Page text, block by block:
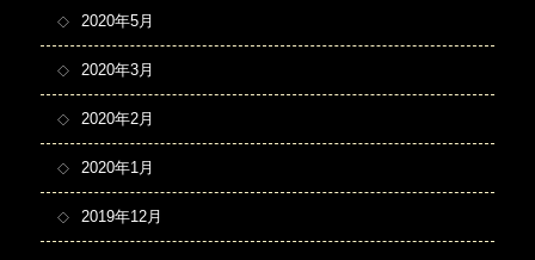
2020年5月
2020年3月
2020年2月
2020年1月
2019年12月